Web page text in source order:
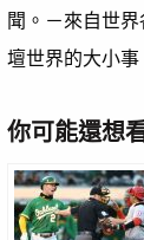
聞。－來自世
壇世界的大小事
你可能還想